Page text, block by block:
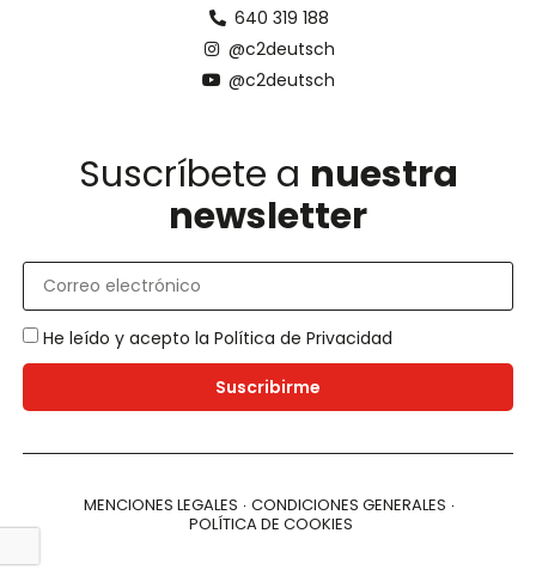
640 319 188
@c2deutsch
@c2deutsch
Suscríbete a nuestra
newsletter
He leído y acepto la Política de Privacidad
Suscribirme
MENCIONES LEGALES
CONDICIONES GENERALES
POLÍTICA DE COOKIES